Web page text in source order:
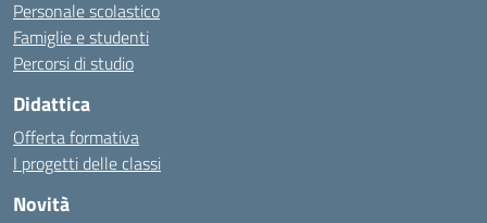
Personale scolastico
Famiglie e studenti
Percorsi di studio
Didattica
Offerta formativa
I progetti delle classi
Novità